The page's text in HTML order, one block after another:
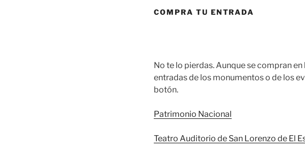
COMPRA TU ENTRADA
No te lo pierdas. Aunque se compran
entradas de los monumentos o de los
botón.
Patrimonio Nacional
Teatro Auditorio de San Lorenzo de El